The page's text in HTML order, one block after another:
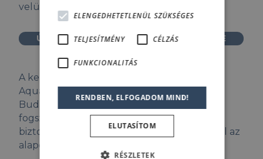
velünk.
ÚTVONALTERVEZÉS AZ OKTATÓTEREMBE
A kezdő tanfolyam gyakorlati része az
Aquaworld élményfürdőben zajlik, amely
Budapest 1044, Íves út 16. alatt található. Itt
fogsz találkozni velünk, hogy kényelmes és
biztonságos körülmények között sajátítsd el az
alapokat.
ELENGEDHETETLENÜL SZÜKSÉGES
TELJESÍTMÉNY CÉLZÁS
FUNKCIONALITÁS
RENDBEN, ELFOGADOM MIND!
ELUTASÍTOM
RÉSZLETEK